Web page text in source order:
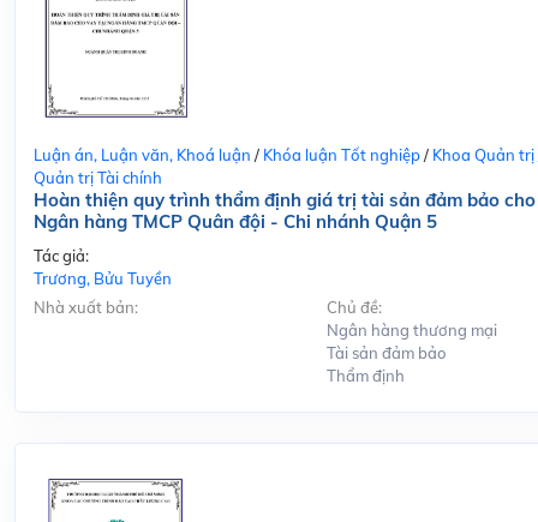
Luận án, Luận văn, Khoá luận / Khóa luận Tốt nghiệp/ Khoa Quản trị
Quản trị Tài chính
Hoàn thiện quy trình thẩm định giá trị tài sản đảm bảo
Ngân hàng TMCP Quân đội - Chi nhánh Quận 5
Tác giả:
Trương, Bửu Tuyền
Nhà xuất bản:
Chủ đề:
Ngân hàng thương mại
Tài sản đảm bảo
Thẩm định